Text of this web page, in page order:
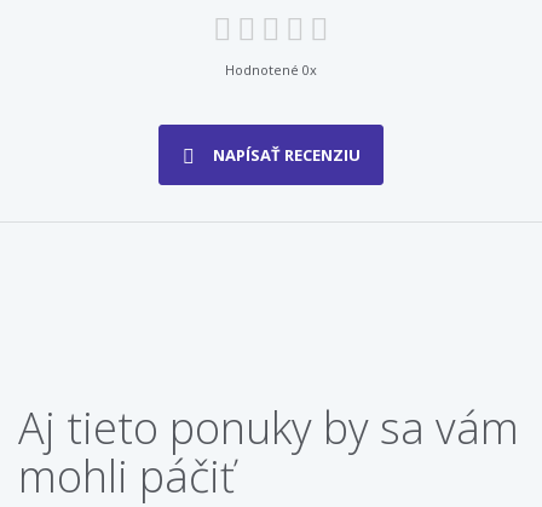
Hodnotené 0x
NAPÍSAŤ RECENZIU
Aj tieto ponuky by sa vám
mohli páčiť